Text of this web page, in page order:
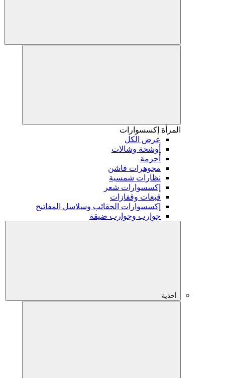
المرأة إكسسوارات
عرض الكل
أوشحة وشالات
أحزمة
مجوهرات فاشن
نظارات شمسية
إكسسوارات شعر
قبعات وقفازات
إكسسوارات الحقائب وسلاسل المفاتيح
جوارب وجوارب ضيقة
أحذية